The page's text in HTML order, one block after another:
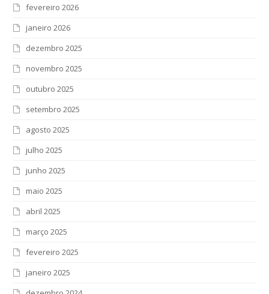
fevereiro 2026
janeiro 2026
dezembro 2025
novembro 2025
outubro 2025
setembro 2025
agosto 2025
julho 2025
junho 2025
maio 2025
abril 2025
março 2025
fevereiro 2025
janeiro 2025